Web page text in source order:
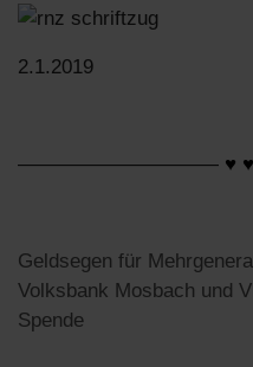
2.1.2019
—————————— ♥
Geldsegen für
Volksbank Mosbach und
Spende